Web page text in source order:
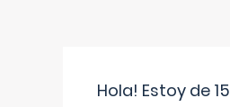
Hola! Estoy de 15